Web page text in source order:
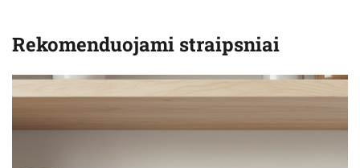
Rekomenduojami straipsniai